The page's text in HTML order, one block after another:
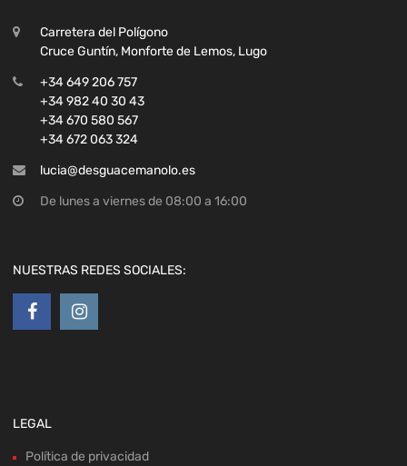
Carretera del Polígono
Cruce Guntín, Monforte de Lemos, Lugo
+34 649 206 757
+34 982 40 30 43
+34 670 580 567
+34 672 063 324
lucia@desguacemanolo.es
De lunes a viernes de 08:00 a 16:00
NUESTRAS REDES SOCIALES:
LEGAL
Política de privacidad